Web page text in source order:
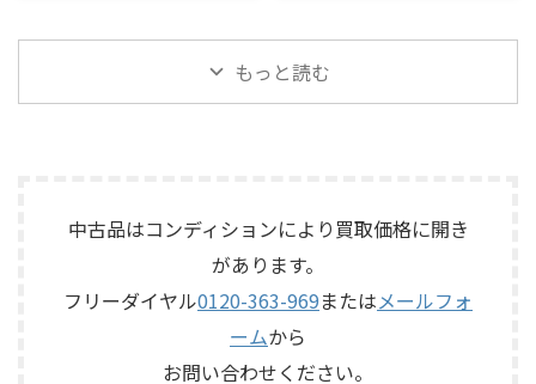
がら査定いたしました。 買取
商品：McIntosh C712 メーカ
PR15パッシブラジエーター、
LE85ドライバー、HL91ホー
ン、LX5ネットワークなどを組
伴いKORGのテープエコー
「SE-500 Stage Echo」を出張
ご家族様より「価値があるも
前に見てほしい」とご相談い
ただいたものです。 KORG SE-
ログエコーならではの揺らぎ
や質感を楽しめる機材です。査
のコントロールアンプ
「No.26L / PLS-226L」を出張
プのプリアンプで、左右チャン
替、ボリューム、バランス、
位相切替、バランス出力、フ
ォノカードやバランス入力カ
ードの有無、電源部の状態、
接続ケーブル、外観コンディシ
もっと読む
中古品はコンディションにより買取価格に開き
があります。
フリーダイヤル0120-363-969またはメールフォ
ームから
お問い合わせください。